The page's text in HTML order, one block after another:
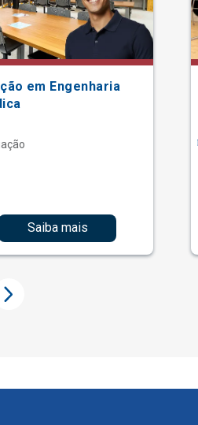
em Engenharia
Saiba mais